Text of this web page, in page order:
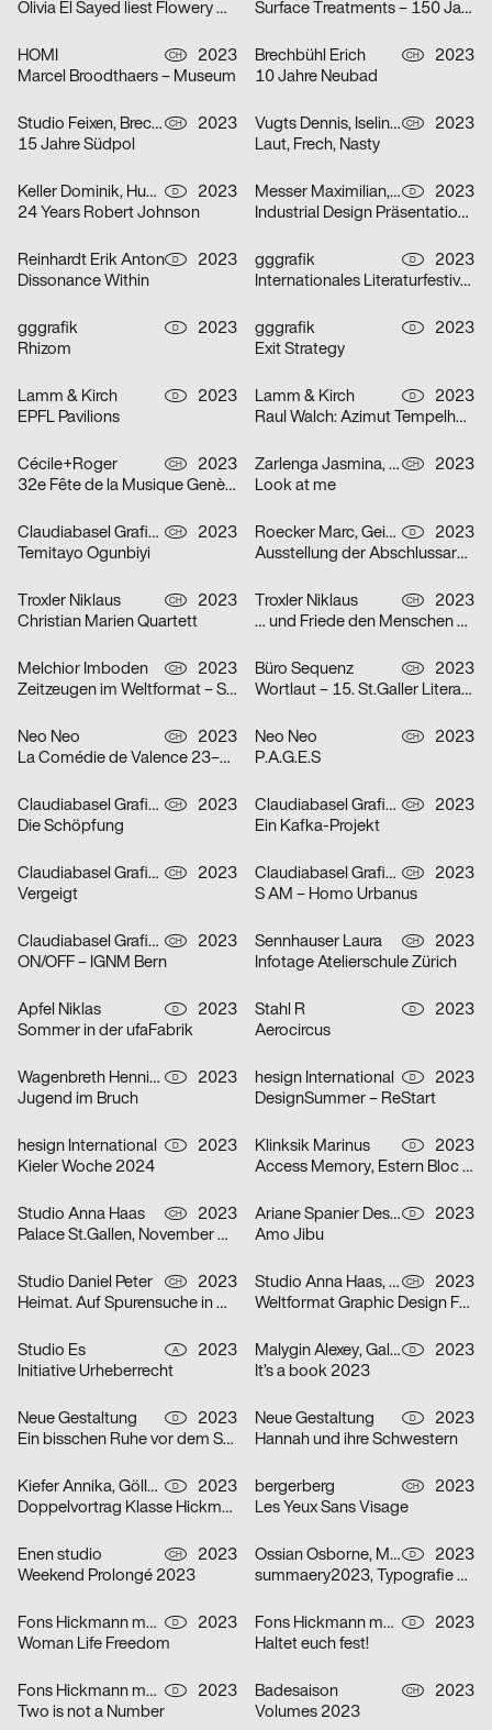
Olivia El Sayed liest Flowery Wordis
Surface Treatments – 150 Jahre Zeit
HOMI CH
2023
Marcel Broodthaers – Museum
Brechbühl Erich CH
2023
10 Jahre Neubad
Studio Feixen, Brechbühl Erich CH
2023
15 Jahre Südpol
Vugts Dennis, Iselin Marc, Funk Niclas CH
2023
Laut, Frech, Nasty
Keller Dominik, Huhn Jonas D
2023
24 Years Robert Johnson
Messer Maximilian, Körner Jonathan D
2023
Industrial Design Präsentationen 2023
Reinhardt Erik Anton D
2023
Dissonance Within
gggrafik D
2023
Internationales Literaturfestival Berlin
gggrafik D
2023
Rhizom
gggrafik D
2023
Exit Strategy
Lamm & Kirch D
2023
EPFL Pavilions
Lamm & Kirch D
2023
Raul Walch: Azimut Tempelhof – Collective Kite Flying
Cécile+Roger CH
2023
32e Fête de la Musique Genève
Zarlenga Jasmina, Borando Alessio CH
2023
Look at me
Claudiabasel Grafik & Interaktion CH
2023
Temitayo Ogunbiyi
Roecker Marc, Geiss Linus D
2023
Ausstellung der Abschlussarbeiten Master Architektur & Diplome Design
Troxler Niklaus CH
2023
Christian Marien Quartett
Troxler Niklaus CH
2023
… und Friede den Menschen auf Erden
Melchior Imboden CH
2023
Zeitzeugen im Weltformat – Schweizer Plakatkunst
Büro Sequenz CH
2023
Wortlaut – 15. St.Galler Literaturfestival
Neo Neo CH
2023
La Comédie de Valence 23–24
Neo Neo CH
2023
P.A.G.E.S
Claudiabasel Grafik & Interaktion CH
2023
Die Schöpfung
Claudiabasel Grafik & Interaktion CH
2023
Ein Kafka-Projekt
Claudiabasel Grafik & Interaktion CH
2023
Vergeigt
Claudiabasel Grafik & Interaktion CH
2023
S AM – Homo Urbanus
Claudiabasel Grafik & Interaktion CH
2023
ON/OFF – IGNM Bern
Sennhauser Laura CH
2023
Infotage Atelierschule Zürich
Apfel Niklas D
2023
Sommer in der ufaFabrik
Stahl R D
2023
Aerocircus
Wagenbreth Henning D
2023
Jugend im Bruch
hesign International D
2023
DesignSummer – ReStart
hesign International D
2023
Kieler Woche 2024
Klinksik Marinus D
2023
Access Memory, Estern Bloc #2
Studio Anna Haas CH
2023
Palace St.Gallen, November & Dezember 2023
Ariane Spanier Design D
2023
Amo Jibu
Studio Daniel Peter CH
2023
Heimat. Auf Spurensuche in Mitholz
Studio Anna Haas, Herendi Artemisio, Johnson / Kingston, Claudiabasel Grafik & Interaktion, Prill Tania, Troxler Niklaus CH
2023
Weltformat Graphic Design Festival 2023
Studio Es A
2023
Initiative Urheberrecht
Malygin Alexey, Galizia Barbara D
2023
It’s a book 2023
Neue Gestaltung D
2023
Ein bisschen Ruhe vor dem Sturm
Neue Gestaltung D
2023
Hannah und ihre Schwestern
Kiefer Annika, Göller Ira D
2023
Doppelvortrag Klasse Hickmann
bergerberg CH
2023
Les Yeux Sans Visage
Enen studio CH
2023
Weekend Prolongé 2023
Ossian Osborne, Mehner Johanna D
2023
summaery2023, Typografie & Schriftgestaltung
Fons Hickmann m23 D
2023
Woman Life Freedom
Fons Hickmann m23 D
2023
Haltet euch fest!
Fons Hickmann m23 D
2023
Two is not a Number
Badesaison CH
2023
Volumes 2023